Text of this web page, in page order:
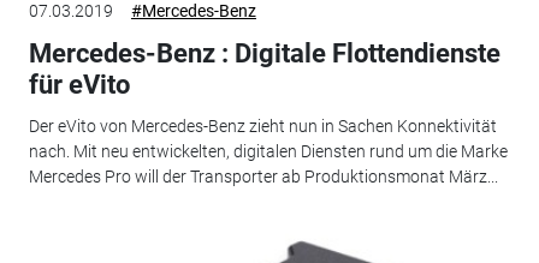
07.03.2019 #Mercedes-Benz
Mercedes-Benz : Digitale Flottendienste
für eVito
Der eVito von Mercedes-Benz zieht nun in Sachen Konnektivität
nach. Mit neu entwickelten, digitalen Diensten rund um die Marke
Mercedes Pro will der Transporter ab Produktionsmonat März...